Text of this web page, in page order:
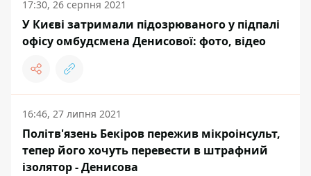
17:30, 26 серпня 2021
У Києві затримали підозрюваного у підпалі
офісу омбудсмена Денисової: фото, відео
16:46, 27 липня 2021
Політв'язень Бекіров пережив мікроінсульт,
тепер його хочуть перевести в штрафний
ізолятор - Денисова